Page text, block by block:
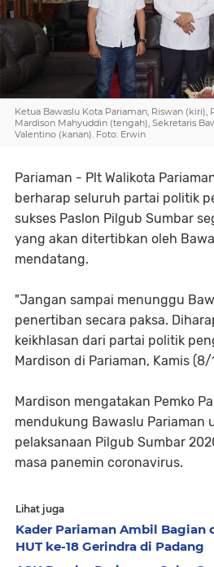
Ketua Bawaslu Kota Pariaman, Riswan (kiri),
Mardison Mahyuddin (tengah), Sekretaris
Valentino (kanan). Foto: Erwin
Pariaman - Plt Walikota
berharap seluruh partai politik
sukses Paslon Pilgub Sumbar
yang akan ditertibkan oleh
mendatang.
"Jangan sampai menunggu
penertiban secara paksa.
keikhlasan dari partai politik
Mardison di Pariaman, Kamis (8/
Mardison mengatakan Pemko
mendukung Bawaslu Pariaman
pelaksanaan Pilgub Sumbar
masa panemin coronavirus.
Lihat juga
Kader Pariaman Ambil Bagian
HUT ke-18 Gerindra di Padang